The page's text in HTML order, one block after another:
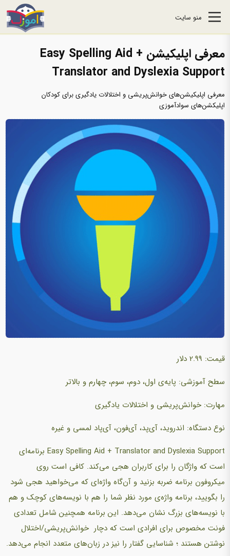
منو سایت
معرفی اپلیکیشن Easy Spelling Aid +
Translator and Dyslexia Support
معرفی اپلیکیشن‌های خوانش‌پریشی و اختلالات یادگیری برای کودکان
اپلیکشن‌های سوادآموزی
قیمت: 2.99 دلار
سطح آموزشی: پایه‌ی اول، دوم، سوم، چهارم و بالاتر
مهارت: خوانش‌پریشی و اختلالات یادگیری
نوع دستگاه: اندروید، آی‌پد، آی‌فون، آی‌پاد لمسی و غیره
Easy Spelling Aid + Translator and Dyslexia Support برنامه‌ای
است که واژگان را برای کاربران هجی می‌کند. کافی است روی
میکروفون برنامه ضربه بزنید و آن‌گاه واژه‌ای که می‌خواهید هجی شود
را بگویید، برنامه واژه‌ی مورد نظر شما را هم با نویسه‌های کوچک و هم
با نویسه‌های بزرگ نشان می‌دهد. این برنامه همچنین شامل تعدادی
فونت مخصوص برای افرادی است که دچار خوانش‌پریشی/اختلال
نوشتن هستند ؛ شناسایی گفتار را نیز در زبان‌های متعدد انجام می‌دهد.